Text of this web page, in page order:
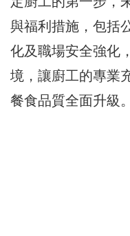
與福利措施，包括
化及職場安全強化，
境 ，讓廚工的專業
餐食品質全面升級。